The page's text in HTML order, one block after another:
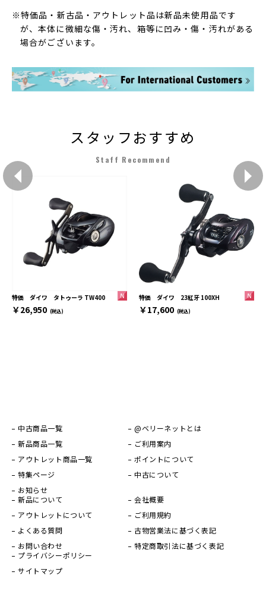
※特価品・新古品・アウトレット品は新品未使用品です
が、本体に微細な傷・汚れ、箱等に凹み・傷・汚れがある
場合がございます。
スタッフおすすめ
Staff Recommend
特価 ダイワ タトゥーラ TW400
￥26,950 (税込)
特価 ダイワ 23紅牙 100XH
￥17,600 (税込)
中古商品一覧
新品商品一覧
アウトレット商品一覧
特集ページ
お知らせ
@ベリーネットとは
ご利用案内
ポイントについて
中古について
新品について
アウトレットについて
よくある質問
お問い合わせ
会社概要
ご利用規約
古物営業法に基づく表記
特定商取引法に基づく表記
プライバシーポリシー
サイトマップ